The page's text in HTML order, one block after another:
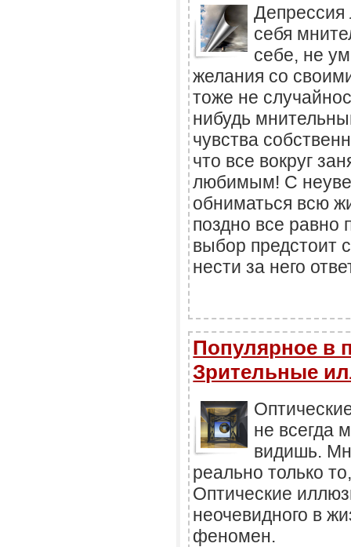
Депрессия
себя
себе, не
желания со
тоже не
нибудь
чувства
что все вокруг
любимым! С
обниматься всю
поздно все равно
выбор предстоит
нести за него
Популярное в
Зрительные
не всегда
видишь.
реально только
Оптические
неочевидного в
феномен.